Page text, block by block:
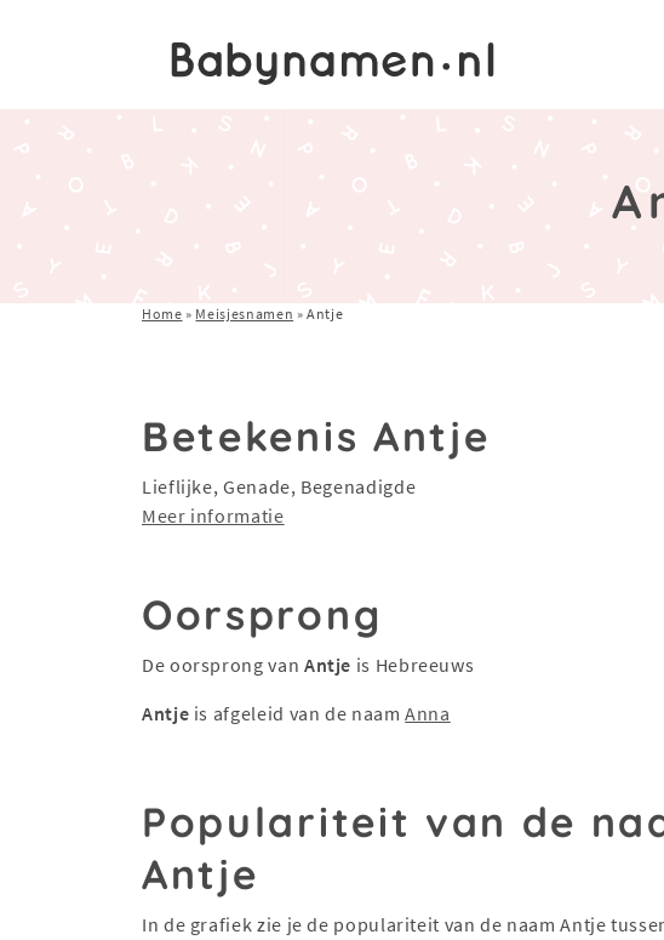
Home » Meisjesnamen »Antje
Betekenis Antje
Lieflijke, Genade, Begenadigde
Meer informatie
Oorsprong
De oorsprong van Antje is Hebreeuws
Antje is afgeleid van de naamAnna
Populariteit van de
Antje
In de grafiek zie je de populariteit van de naam Antje